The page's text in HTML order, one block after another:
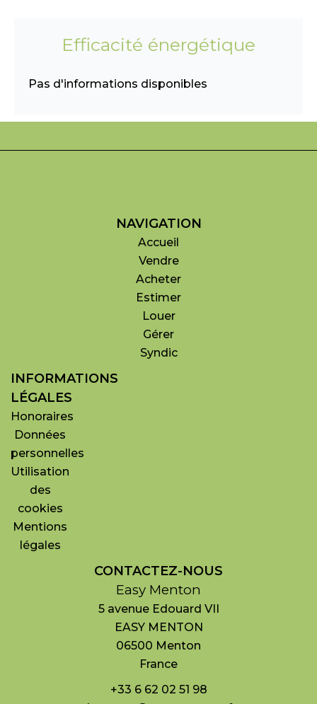
Efficacité énergétique
Pas d'informations disponibles
NAVIGATION
Accueil
Vendre
Acheter
Estimer
Louer
Gérer
Syndic
INFORMATIONS
LÉGALES
Honoraires
Données
personnelles
Utilisation
des
cookies
Mentions
légales
CONTACTEZ-NOUS
Easy Menton
5 avenue Edouard VII
EASY MENTON
06500 Menton
France
+33 6 62 02 51 98